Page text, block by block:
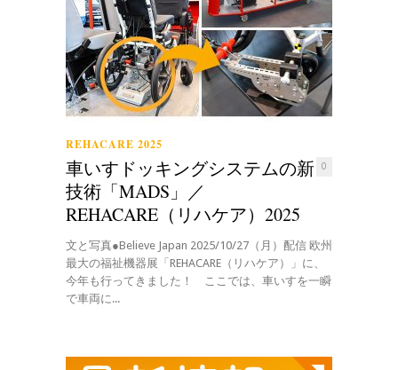
REHACARE 2025
0
車いすドッキングシステムの新
技術「MADS」／
REHACARE（リハケア）2025
文と写真●Believe Japan 2025/10/27（月）配信 欧州
最大の福祉機器展「REHACARE（リハケア）」に、
今年も行ってきました！ ここでは、車いすを一瞬
で車両に...